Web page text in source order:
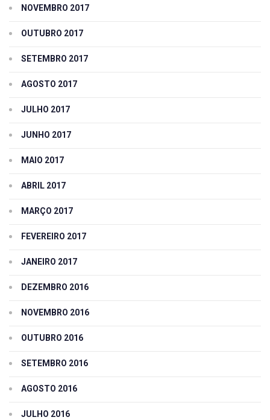
NOVEMBRO 2017
OUTUBRO 2017
SETEMBRO 2017
AGOSTO 2017
JULHO 2017
JUNHO 2017
MAIO 2017
ABRIL 2017
MARÇO 2017
FEVEREIRO 2017
JANEIRO 2017
DEZEMBRO 2016
NOVEMBRO 2016
OUTUBRO 2016
SETEMBRO 2016
AGOSTO 2016
JULHO 2016